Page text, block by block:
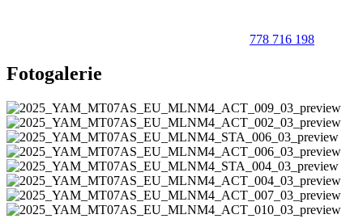
778 716 198
Fotogalerie